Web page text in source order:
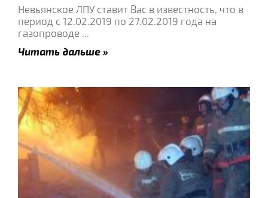
Невьянское ЛПУ ставит Вас в известность, что в
период с 12.02.2019 по 27.02.2019 года на
газопроводе ...
Читать дальше »